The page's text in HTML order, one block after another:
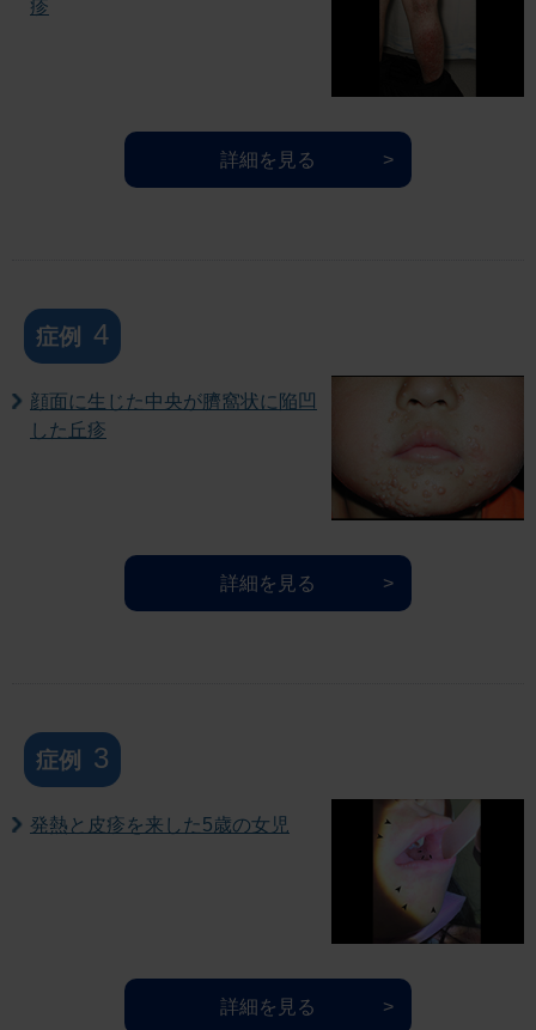
疹
詳細を見る
症例 4
顔面に生じた中央が臍窩状に陥凹
した丘疹
詳細を見る
症例 3
発熱と皮疹を来した5歳の女児
詳細を見る